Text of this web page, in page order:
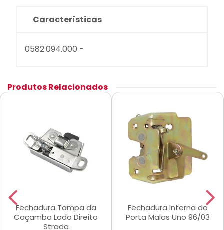
Características
0582.094.000 -
Produtos Relacionados
Fechadura Tampa da
Caçamba Lado Direito
Strada
Fechadura Interna do
Porta Malas Uno 96/03